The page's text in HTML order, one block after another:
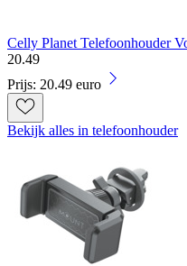
Celly Planet Telefoonhouder
20.49
Prijs: 20.49 euro
Bekijk alles in telefoonhouder